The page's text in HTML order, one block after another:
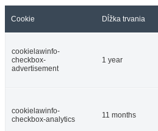
Cookie Dĺžka trvania
cookielawinfo-
checkbox-
advertisement
1 year
cookielawinfo-
checkbox-analytics
11 months